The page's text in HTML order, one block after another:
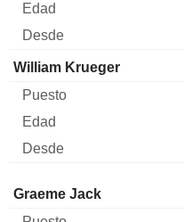
William Krueger
Administrador
Graeme Jack